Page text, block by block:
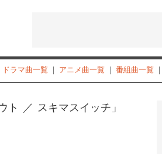
ドラマ曲一覧 ｜ アニメ曲一覧 ｜ 番組曲一覧 ｜
ト ／ スキマスイッチ」